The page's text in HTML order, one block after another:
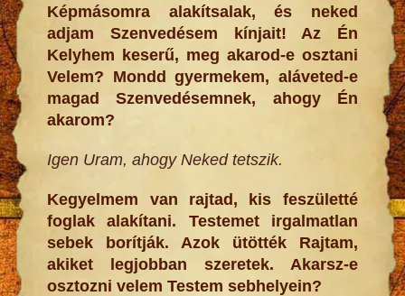
Képmásomra alakítsalak, és neked
adjam Szenvedésem kínjait! Az Én
Kelyhem keserű, meg akarod-e osztani
Velem? Mondd gyermekem, aláveted-e
magad Szenvedésemnek, ahogy Én
akarom?
Igen Uram, ahogy Neked tetszik.
Kegyelmem van rajtad, kis feszületté
foglak alakítani. Testemet irgalmatlan
sebek borítják. Azok ütötték Rajtam,
akiket legjobban szeretek. Akarsz-e
osztozni velem Testem sebhelyein?